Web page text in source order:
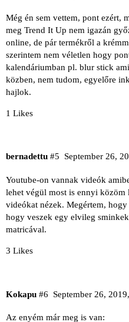
Még én sem vettem, pont ezért,
meg Trend It Up nem igazán
online, de pár termékről a
szerintem nem véletlen hogy
kalendáriumban pl. blur stick
közben, nem tudom, egyelőre
hajlok.
1 Likes
bernadettu September 26,
#5
Youtube-on vannak videók
lehet végül most is ennyi közöm
videókat nézek. Megértem,
hogy veszek egy elvileg
matricával.
3 Likes
Kokapu September 26,
#6
Az enyém már meg is van: